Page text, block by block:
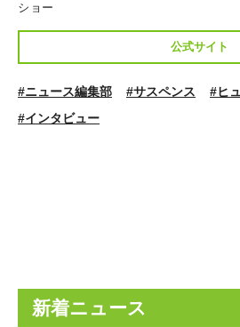
ショー
公式サイト
#ニュース編集部 #サスペンス
#ヒ
#インタビュー
新着ニュース